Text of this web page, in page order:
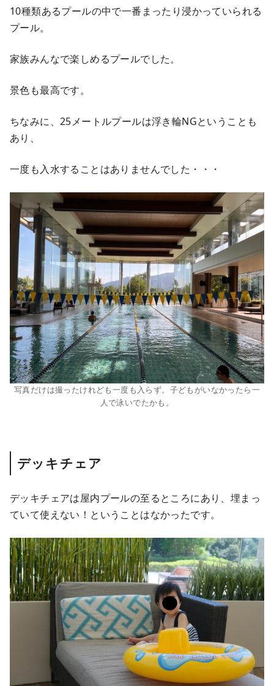
10種類あるプールの中で一番まったり浸かっていられる
プール。
家族みんなで楽しめるプールでした。
景色も最高です。
ちなみに、25メートルプールは浮き輪NGということも
あり、
一度も入水することはありませんでした・・・
写真だけは撮ったけれども一度も入らず。子どもがいなかったら一
人で泳いでたかも。
デッキチェア
デッキチェアは屋内プールの至るところにあり、埋まっ
ていて使えない！ということはなかったです。